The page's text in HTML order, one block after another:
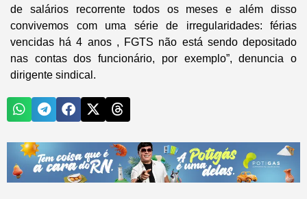
de salários recorrente todos os meses e além disso
convivemos com uma série de irregularidades: férias
vencidas há 4 anos , FGTS não está sendo depositado
nas contas dos funcionário, por exemplo”, denuncia o
dirigente sindical.